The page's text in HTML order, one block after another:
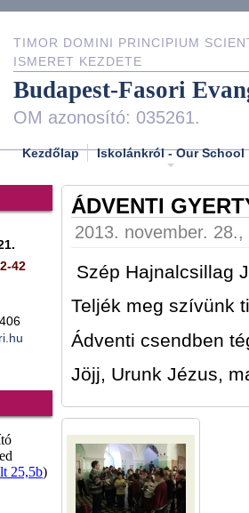
TIMOR DOMINI PRINCIPIUM
ISMERET KEZDETE
Budapest-Fasori
OM azonosító: 035261.
Kezdőlap Iskolánkról - Our School
42
ÁDVENTI
2013. november.
Szép Hajnalcsillag
Teljék meg szívünk
Ádventi csendben
Jöjj, Urunk Jézus,